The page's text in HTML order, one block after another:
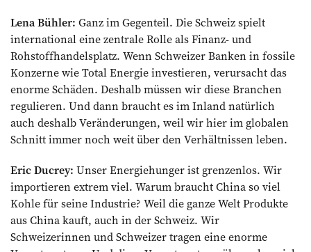
Lena Bühler: Ganz im Gegenteil. Die Schweiz spielt
international eine zentrale Rolle als Finanz- und
Rohstoffhandelsplatz. Wenn Schweizer Banken in fossile
Konzerne wie Total Energie investieren, verursacht das
enorme Schäden. Deshalb müssen wir diese Branchen
regulieren. Und dann braucht es im Inland natürlich
auch deshalb Veränderungen, weil wir hier im globalen
Schnitt immer noch weit über den Verhältnissen leben.
Eric Ducrey: Unser Energiehunger ist grenzenlos. Wir
importieren extrem viel. Warum braucht China so viel
Kohle für seine Industrie? Weil die ganze Welt Produkte
aus China kauft, auch in der Schweiz. Wir
Schweizerinnen und Schweizer tragen eine enorme